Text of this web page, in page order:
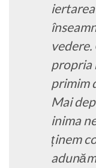
propria
primim
Mai
inima
ținem